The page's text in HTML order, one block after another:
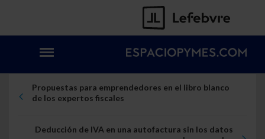
Propuestas para emprendedores en el libro blanco
de los expertos fiscales
Deducción de IVA en una autofactura sin los datos